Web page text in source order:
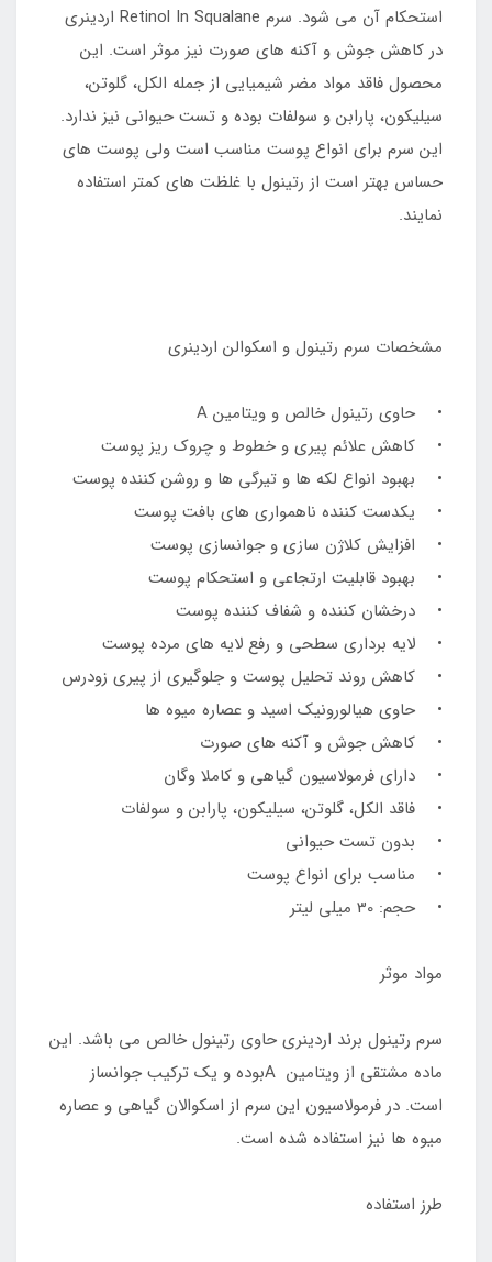
استحکام آن می شود. سرم Retinol In Squalane اردینری
در کاهش جوش و آکنه های صورت نیز موثر است. این
محصول فاقد مواد مضر شیمیایی از جمله الکل، گلوتن،
سیلیکون، پارابن و سولفات بوده و تست حیوانی نیز ندارد.
این سرم برای انواع پوست مناسب است ولی پوست های
حساس بهتر است از رتینول با غلظت های کمتر استفاده
نمایند.
مشخصات سرم رتینول و اسکوالن اردینری
• حاوی رتینول خالص و ویتامین A
• کاهش علائم پیری و خطوط و چروک ریز پوست
• بهبود انواع لکه ها و تیرگی ها و روشن کننده پوست
• یکدست کننده ناهمواری های بافت پوست
• افزایش کلاژن سازی و جوانسازی پوست
• بهبود قابلیت ارتجاعی و استحکام پوست
• درخشان کننده و شفاف کننده پوست
• لایه برداری سطحی و رفع لایه های مرده پوست
• کاهش روند تحلیل پوست و جلوگیری از پیری زودرس
• حاوی هیالورونیک اسید و عصاره میوه ها
• کاهش جوش و آکنه های صورت
• دارای فرمولاسیون گیاهی و کاملا وگان
• فاقد الکل، گلوتن، سیلیکون، پارابن و سولفات
• بدون تست حیوانی
• مناسب برای انواع پوست
• حجم: 30 میلی لیتر
مواد موثر
سرم رتینول برند اردینری حاوی رتینول خالص می باشد. این
ماده مشتقی از ویتامین Aبوده و یک ترکیب جوانساز
است. در فرمولاسیون این سرم از اسکوالان گیاهی و عصاره
میوه ها نیز استفاده شده است.
طرز استفاده